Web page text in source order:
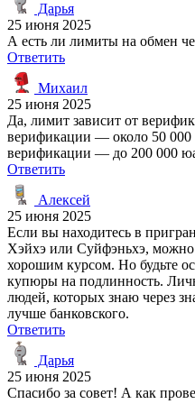
Дарья
25 июня 2025
А есть ли лимиты на обмен
Ответить
Михаил
25 июня 2025
Да, лимит зависит от
верификации — около 50 000
верификации — до 200 000
Ответить
Алексей
25 июня 2025
Если вы находитесь в
Хэйхэ или Суйфэньхэ,
хорошим курсом. Но будьте
купюры на подлинность.
людей, которых знаю через
лучше банковского.
Ответить
Дарья
25 июня 2025
Спасибо за совет! А как